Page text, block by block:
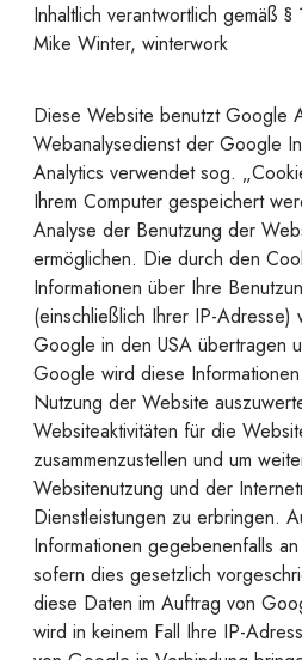
Inhaltlich verantwortlich gemäß
Mike Winter, winterwork
Diese Website benutzt Google
Webanalysedienst der Google
Analytics verwendet sog.
Ihrem Computer gespeichert
Analyse der Benutzung der
ermöglichen. Die durch den
Informationen über Ihre
(einschließlich Ihrer IP-Adresse)
Google in den USA übertragen
Google wird diese
Nutzung der Website
Websiteaktivitäten für die
zusammenzustellen und um
Websitenutzung und der
Dienstleistungen zu erbringen.
Informationen gegebenenfalls
sofern dies gesetzlich
diese Daten im Auftrag von
wird in keinem Fall Ihre IP-